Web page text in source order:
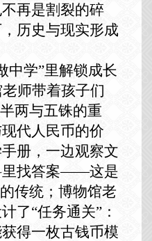
再是割裂的碎
历史与现实形成
中学”里解锁成长
师带着孩子们
两与五铢的重
代人民币的价
册，一边观察文
里找答案——这是
传统； 博物馆老
了“任务通关”：
得一枚古钱币模